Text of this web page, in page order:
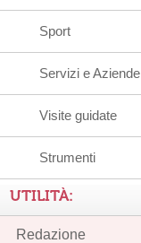
Sport
Servizi e Aziende
Visite guidate
Strumenti
UTILITÀ:
Redazione